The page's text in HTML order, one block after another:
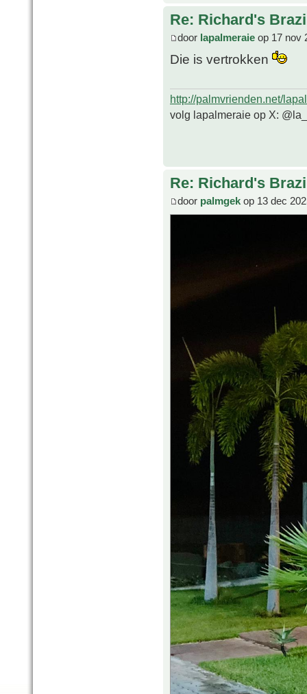
Re: Richard's
door lapalmeraie op 17 nov
Die is vertrokken
http://palmvrienden.net/
volg lapalmeraie op X:
Re: Richard's
door palmgek op 13 dec